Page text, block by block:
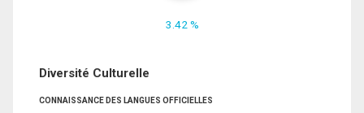
3.42 %
Diversité Culturelle
CONNAISSANCE DES LANGUES OFFICIELLES